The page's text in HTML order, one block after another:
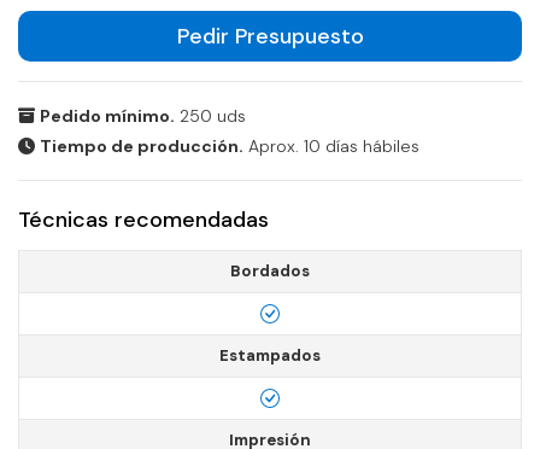
Pedir Presupuesto
Pedido mínimo. 250 uds
Tiempo de producción. Aprox. 10 días hábiles
Técnicas recomendadas
Bordados
Estampados
Impresión